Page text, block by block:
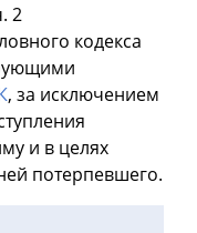
2
кодекса
, за исключением
и в целях
потерпевшего.